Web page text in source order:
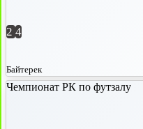
2 4
Байтерек
Чемпионат РК по футзалу